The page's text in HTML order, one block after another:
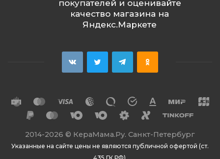
2014-2026 © КераМама.Ру. Санкт-Петербург
Указанные на сайте цены не являются публичной офертой (ст.